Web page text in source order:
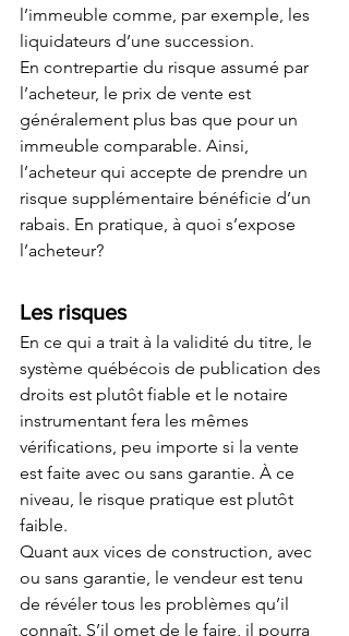
l’immeuble comme, par exemple, les
liquidateurs d’une succession.
En contrepartie du risque assumé par
l’acheteur, le prix de vente est
généralement plus bas que pour un
immeuble comparable. Ainsi,
l’acheteur qui accepte de prendre un
risque supplémentaire bénéficie d’un
rabais. En pratique, à quoi s’expose
l’acheteur?
Les risques
En ce qui a trait à la validité du titre, le
système québécois de publication des
droits est plutôt fiable et le notaire
instrumentant fera les mêmes
vérifications, peu importe si la vente
est faite avec ou sans garantie. À ce
niveau, le risque pratique est plutôt
faible.
Quant aux vices de construction, avec
ou sans garantie, le vendeur est tenu
de révéler tous les problèmes qu’il
connaît. S’il omet de le faire, il pourra